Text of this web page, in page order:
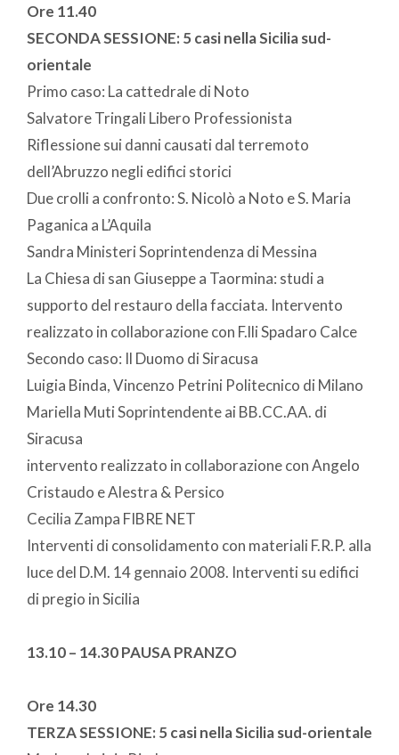
Ore 11.40
SECONDA SESSIONE: 5 casi nella Sicilia sud-
orientale
Primo caso: La cattedrale di Noto
Salvatore Tringali Libero Professionista
Riflessione sui danni causati dal terremoto
dell’Abruzzo negli edifici storici
Due crolli a confronto: S. Nicolò a Noto e S. Maria
Paganica a L’Aquila
Sandra Ministeri Soprintendenza di Messina
La Chiesa di san Giuseppe a Taormina: studi a
supporto del restauro della facciata. Intervento
realizzato in collaborazione con F.lli Spadaro Calce
Secondo caso: Il Duomo di Siracusa
Luigia Binda, Vincenzo Petrini Politecnico di Milano
Mariella Muti Soprintendente ai BB.CC.AA. di
Siracusa
intervento realizzato in collaborazione con Angelo
Cristaudo e Alestra & Persico
Cecilia Zampa FIBRE NET
Interventi di consolidamento con materiali F.R.P. alla
luce del D.M. 14 gennaio 2008. Interventi su edifici
di pregio in Sicilia
13.10 – 14.30 PAUSA PRANZO
Ore 14.30
TERZA SESSIONE: 5 casi nella Sicilia sud-orientale